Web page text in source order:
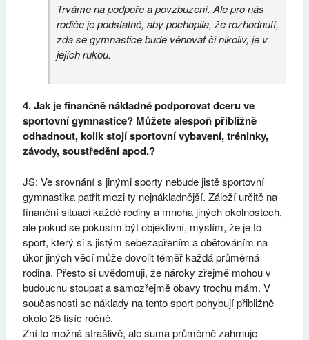
Trváme na podpoře a povzbuzení. Ale pro nás
rodiče je podstatné, aby pochopila, že rozhodnutí,
zda se gymnastice bude věnovat či nikoliv, je v
jejích rukou.
4. Jak je finančně nákladné podporovat dceru ve
sportovní gymnastice? Můžete alespoň přibližně
odhadnout, kolik stojí sportovní vybavení, tréninky,
závody, soustředění apod.?
JS: Ve srovnání s jinými sporty nebude jistě sportovní
gymnastika patřit mezi ty nejnákladnější. Záleží určitě na
finanční situaci každé rodiny a mnoha jiných okolnostech,
ale pokud se pokusím být objektivní, myslím, že je to
sport, který si s jistým sebezapřením a obětováním na
úkor jiných věcí může dovolit téměř každá průměrná
rodina. Přesto si uvědomuji, že nároky zřejmě mohou v
budoucnu stoupat a samozřejmě obavy trochu mám. V
současnosti se náklady na tento sport pohybují přibližně
okolo 25 tisíc ročně.
Zní to možná strašlivě, ale suma průměrně zahrnuje